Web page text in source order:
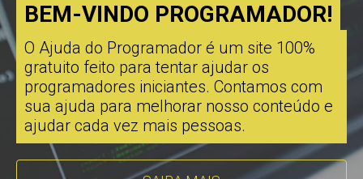
BEM-VINDO PROGRAMADOR!
O Ajuda do Programador é um site 100%
gratuito feito para tentar ajudar os
programadores iniciantes. Contamos com
sua ajuda para melhorar nosso conteúdo e
ajudar cada vez mais pessoas.